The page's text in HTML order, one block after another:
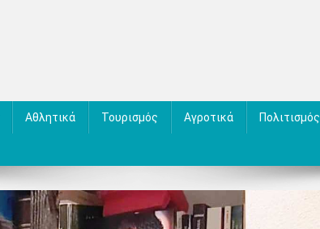
Αθλητικά Τουρισμός Αγροτικά Πολιτισμός